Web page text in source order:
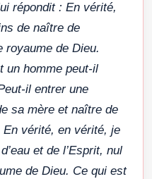
répondit : En vérité,
de naître de
royaume de Dieu.
un homme peut-il
il entrer une
sa mère et naître de
vérité, en vérité, je
et de l’Esprit, nul
de Dieu. Ce qui est